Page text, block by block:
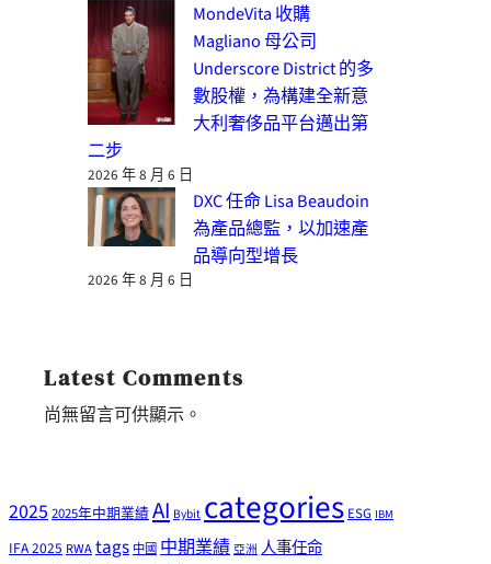
MondeVita 收購
Magliano 母公司
Underscore District 的多
數股權，為構建全新意
大利奢侈品平台邁出第
二步
2026 年 8 月 6 日
DXC 任命 Lisa Beaudoin
為產品總監，以加速產
品導向型增長
2026 年 8 月 6 日
Latest Comments
尚無留言可供顯示。
2025 2025年中期業績AI Bybitcategories ESG IBM
IFA 2025 RWAtags 中國 中期業績 亞洲 人事任命